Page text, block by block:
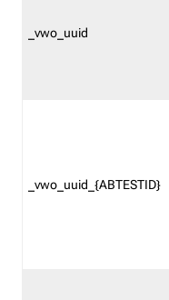
_vwo_uuid
_vwo_uuid_{ABTESTID}